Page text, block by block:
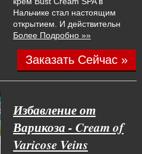
Нальчике стал настоящим
открытием. И действительн
Более Подробно »»
Заказать Сейчас »
Избавление от
Варикоза - Cream of
Varicose Veins